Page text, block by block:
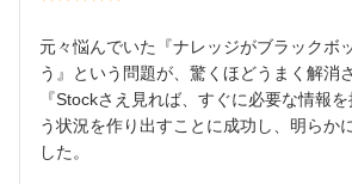
元々悩んでいた『ナレッジがブラックボ
う』という問題が、驚くほどうまく解消
『Stockさえ見れば、すぐに必要な情報
う状況を作り出すことに成功し、明らか
した。